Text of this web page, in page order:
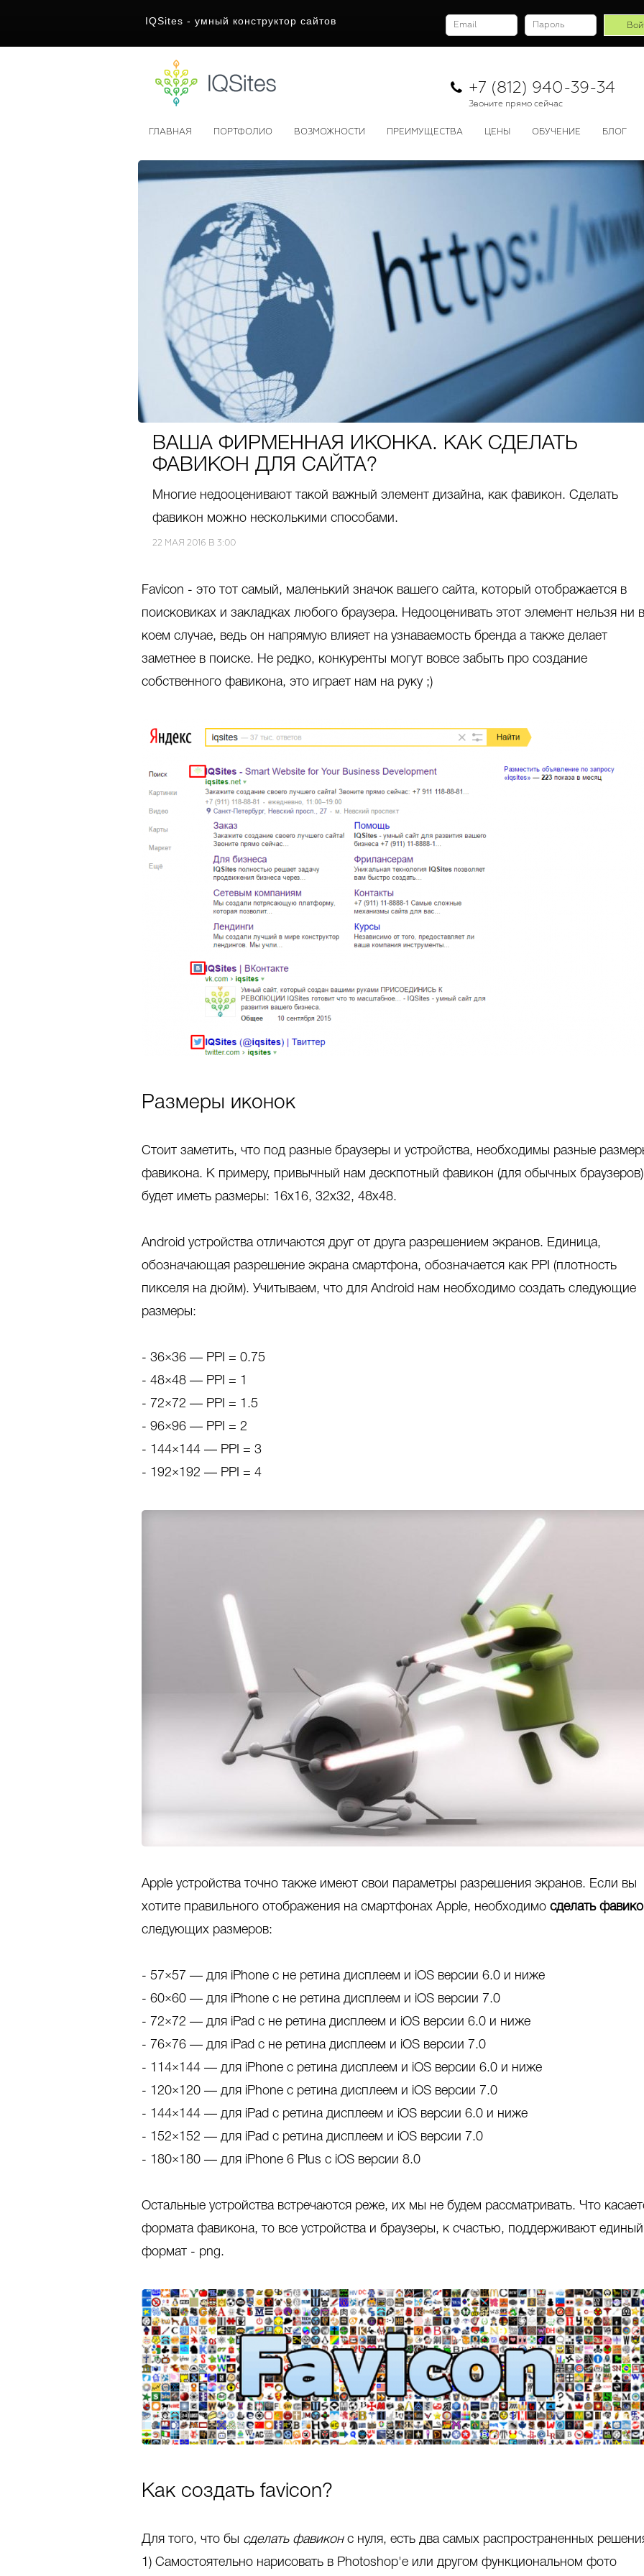
IQSites - умный конструктор сайтов
+7 (812) 940-39-34
Звоните прямо сейчас
ГЛАВНАЯ ПОРТФОЛИО ВОЗМОЖНОСТИ ПРЕИМУЩЕСТВА ЦЕНЫ ОБУЧЕНИЕ БЛОГ
ВАША ФИРМЕННАЯ ИКОНКА. КАК СДЕЛАТЬ
ФАВИКОН ДЛЯ САЙТА?
Многие недооценивают такой важный элемент дизайна, как фавикон. Сделать
фавикон можно несколькими способами.
22 МАЯ 2016 В 3:00
Favicon - это тот самый, маленький значок вашего сайта, который отображается в
поисковиках и закладках любого браузера. Недооценивать этот элемент нельзя ни в
коем случае, ведь он напрямую влияет на узнаваемость бренда а также делает
заметнее в поиске. Не редко, конкуренты могут вовсе забыть про создание
собственного фавикона, это играет нам на руку ;)
Размеры иконок
Стоит заметить, что под разные браузеры и устройства, необходимы разные
фавикона. К примеру, привычный нам дескпотный фавикон (для обычных
будет иметь размеры: 16x16, 32x32, 48x48.
Android устройства отличаются друг от друга разрешением экранов. Единица,
обозначающая разрешение экрана смартфона, обозначается как PPI (плотность
пикселя на дюйм). Учитываем, что для Android нам необходимо создать следующие
размеры:
- 36×36 — PPI = 0.75
- 48×48 — PPI = 1
- 72×72 — PPI = 1.5
- 96×96 — PPI = 2
- 144×144 — PPI = 3
- 192×192 — PPI = 4
Apple устройства точно также имеют свои параметры разрешения экранов. Если вы
хотите правильного отображения на смартфонах Apple, необходимо сделать
следующих размеров:
- 57×57 — для iPhone с не ретина дисплеем и iOS версии 6.0 и ниже
- 60×60 — для iPhone с не ретина дисплеем и iOS версии 7.0
- 72×72 — для iPad с не ретина дисплеем и iOS версии 6.0 и ниже
- 76×76 — для iPad с не ретина дисплеем и iOS версии 7.0
- 114×144 — для iPhone с ретина дисплеем и iOS версии 6.0 и ниже
- 120×120 — для iPhone с ретина дисплеем и iOS версии 7.0
- 144×144 — для iPad с ретина дисплеем и iOS версии 6.0 и ниже
- 152×152 — для iPad с ретина дисплеем и iOS версии 7.0
- 180×180 — для iPhone 6 Plus c iOS версии 8.0
Остальные устройства встречаются реже, их мы не будем рассматривать. Что
формата фавикона, то все устройства и браузеры, к счастью, поддерживают единый
формат - png.
Как создать favicon?
Для того, что бы сделать фавиконс нуля, есть два самых распространенных
1) Самостоятельно нарисовать в Photoshop'е или другом функциональном фото